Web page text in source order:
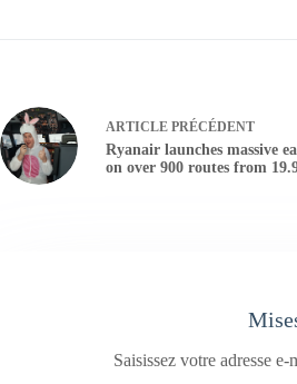
ARTICLE PRÉCÉDENT
Ryanair launches massive
on over 900 routes from
Saisissez votre adresse